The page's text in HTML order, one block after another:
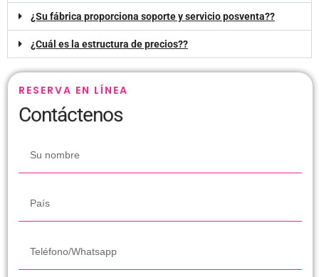
¿Su fábrica proporciona soporte y servicio posventa??
¿Cuál es la estructura de precios??
RESERVA EN LÍNEA
Contáctenos